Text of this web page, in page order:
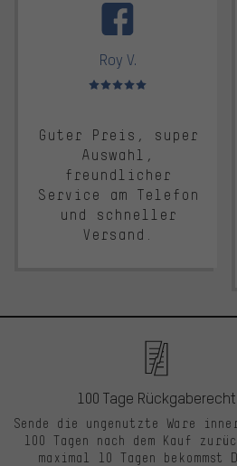
Roy V.
Bewertungen: 5 von 5
Guter Preis, super
Auswahl,
freundlicher
Service am Telefon
und schneller
Versand.
100 Tage Rückgaberecht
Sende die ungenutzte Ware
100 Tagen nach dem Kauf
maximal 10 Tagen bekommst